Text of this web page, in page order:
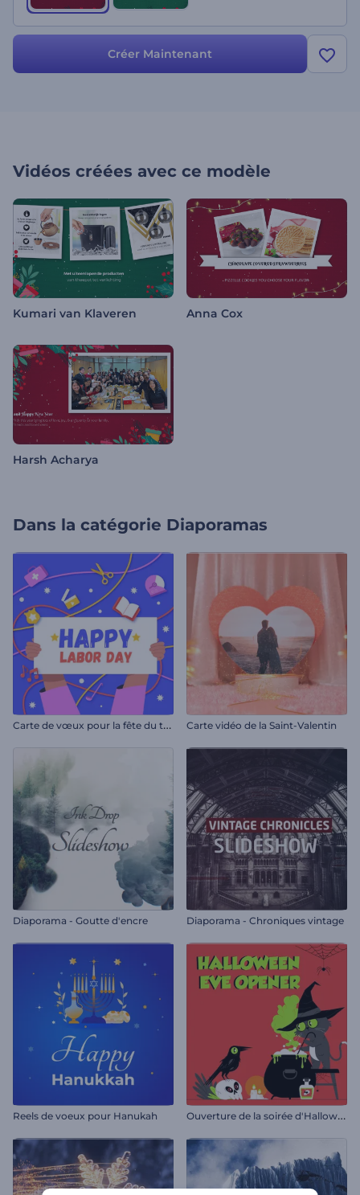
Créer Maintenant
Vidéos créées avec ce modèle
Kumari van Klaveren Anna Cox
Harsh Acharya
Dans la catégorie Diaporamas
C
arte de vœux pour la fête du travail Carte vidéo de la Saint-Valentin
Diaporama - Goutte d'encre Diaporama - Chroniques vintage
Reels de voeux pour Hanukah O
uverture de la soirée d'Halloween